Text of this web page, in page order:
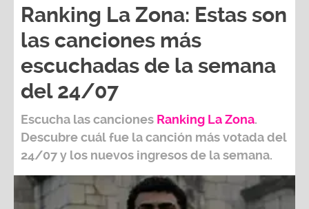
Ranking La Zona: Estas son
las canciones más
escuchadas de la semana
del 24/07
Escucha las canciones Ranking La Zona.
Descubre cuál fue la canción más votada del
24/07y los nuevos ingresos de la semana.